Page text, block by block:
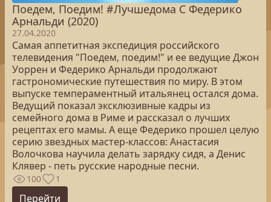
Поедем, Поедим! #Лучшедома С Федерико
Арнальди (2020)
27.04.2020
Самая аппетитная экспедиция российского
телевидения "Поедем, поедим!" и ее ведущие Джон
Уоррен и Федерико Арнальди продолжают
гастрономические путешествия по миру. В этом
выпуске темпераментный итальянец остался дома.
Ведущий показал эксклюзивные кадры из
семейного дома в Риме и рассказал о лучших
рецептах его мамы. А еще Федерико прошел целую
серию звездных мастер-классов: Анастасия
Волочкова научила делать зарядку сидя, а Денис
Клявер - петь русские народные песни.
100 1
Перейти